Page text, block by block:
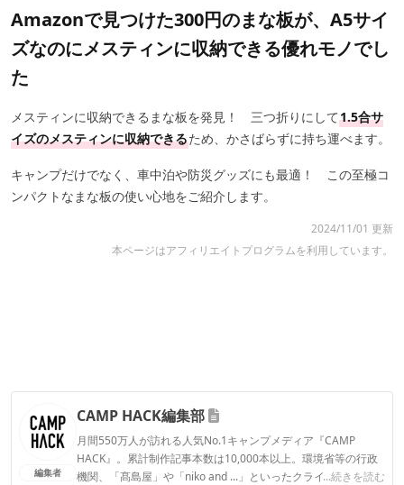
Amazonで見つけた300円のまな板が、A5サイ
ズなのにメスティンに収納できる優れモノでし
た
メスティンに収納できるまな板を発見！ 三つ折りにして1.5合サ
イズのメスティンに収納できるため、かさばらずに持ち運べます。
キャンプだけでなく、車中泊や防災グッズにも最適！ この至極コ
ンパクトなまな板の使い心地をご紹介します。
2024/11/01 更新
本ページはアフィリエイトプログラムを利用しています。
編集者
CAMP HACK編集部
月間550万人が訪れる人気No.1キャンプメディア『CAMP
HACK』。累計制作記事本数は10,000本以上。環境省等の行政
機関、「髙島屋」や「niko and ...」といったクライアントとの
...続きを読む